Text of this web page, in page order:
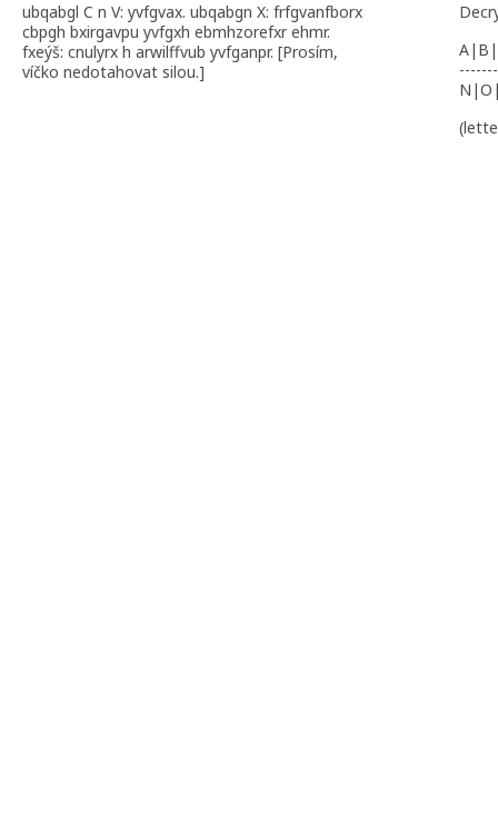
ubqabgl C n V: yvfgvax. ubqabgn X: frfgvanfborx
cbpgh bxirgavpu yvfgxh ebmhzorefxr ehmr.
fxeýš: cnulyrx h arwilffvub yvfganpr. [Prosím,
víčko nedotahovat silou.]